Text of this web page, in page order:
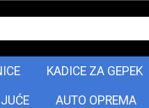
KADICE ZA GEPEK
AUTO OPREMA